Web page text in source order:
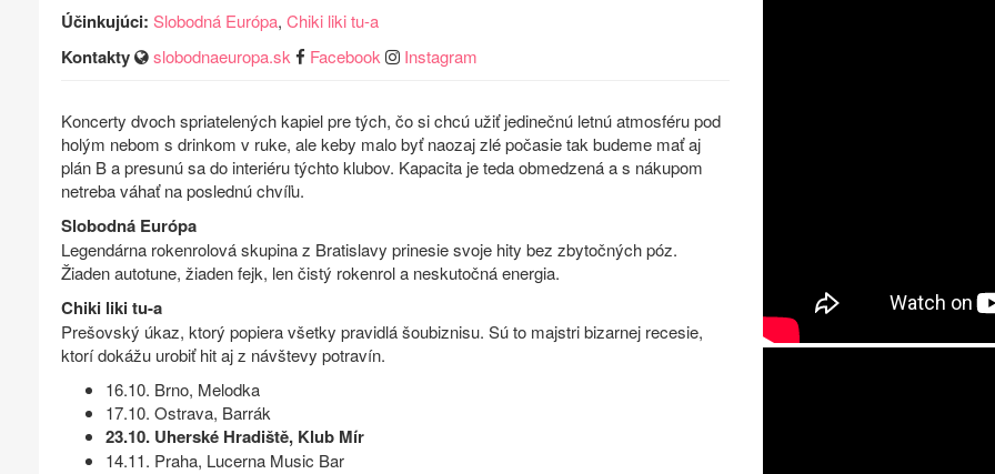
Účinkujúci: Slobodná Európa, Chiki liki tu-a
Kontakty slobodnaeuropa.sk Facebook Instagram
Koncerty dvoch spriatelených kapiel pre tých, čo si chcú užiť jedinečnú letnú atmosféru pod
holým nebom s drinkom v ruke, ale keby malo byť naozaj zlé počasie tak budeme mať aj
plán B a presunú sa do interiéru týchto klubov. Kapacita je teda obmedzená a s nákupom
netreba váhať na poslednú chvíľu.
Slobodná Európa
Legendárna rokenrolová skupina z Bratislavy prinesie svoje hity bez zbytočných póz.
Žiaden autotune, žiaden fejk, len čistý rokenrol a neskutočná energia.
Chiki liki tu-a
Prešovský úkaz, ktorý popiera všetky pravidlá šoubiznisu. Sú to majstri bizarnej recesie,
ktorí dokážu urobiť hit aj z návštevy potravín.
16.10. Brno, Melodka
17.10. Ostrava, Barrák
23.10. Uherské Hradiště, Klub Mír
14.11. Praha, Lucerna Music Bar